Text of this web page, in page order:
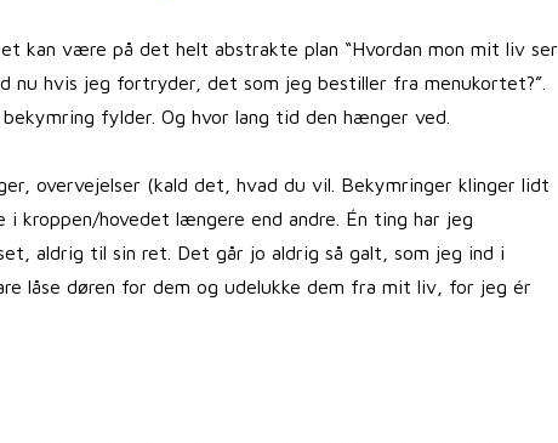
kan være på det helt abstrakte plan “Hvordan mon mit liv ser
hvis jeg fortryder, det som jeg bestiller fra menukortet?”.
fylder. Og hvor lang tid den hænger ved.
overvejelser (kald det, hvad du vil. Bekymringer klinger lidt
hovedet længere end andre. Én ting har jeg
aldrig til sin ret. Det går jo aldrig så galt, som jeg ind i
låse døren for dem og udelukke dem fra mit liv, for jeg ér